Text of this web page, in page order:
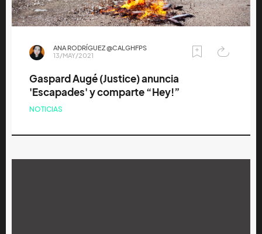
ANA RODRÍGUEZ @CALGHFPS
13/MAY/2021
Gaspard Augé (Justice) anuncia
'Escapades' y comparte “Hey!”
NOTICIAS